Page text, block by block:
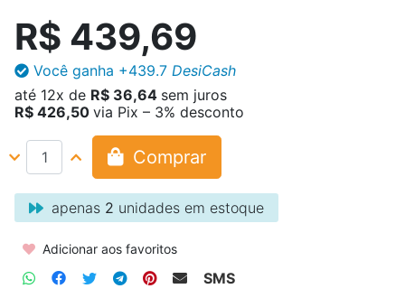
R$ 439,69
Você ganha +439.7 DesiCash
até 12x de R$ 36,64 sem juros
R$ 426,50 via Pix – 3% desconto
Comprar
apenas 2 unidades em estoque
Adicionar aos favoritos
SMS